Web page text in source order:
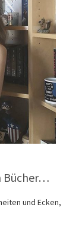
Bücher…
und Ecken,